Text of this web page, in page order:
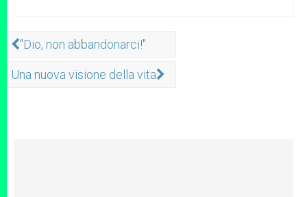
"Dio, non abbandonarci!"
Una nuova visione della vita